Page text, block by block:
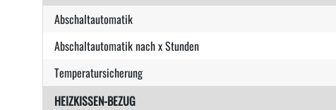
Abschaltautomatik
Abschaltautomatik nach x Stunden
Temperatursicherung
HEIZKISSEN-BEZUG